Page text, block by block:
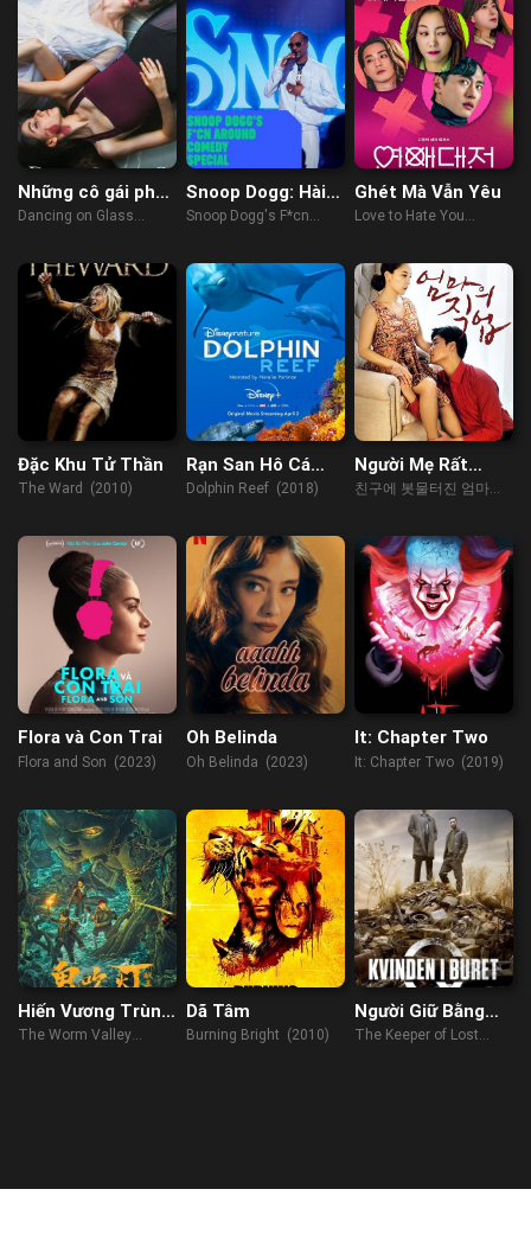
Những cô gái pha
lê
Dancing on Glass
Snoop Dogg: Hài
kịch đặc biệt
Snoop Dogg's F*cn
(2022)
Ghét Mà Vẫn Yêu
Love to Hate You
Đặc Khu Tử Thần
The Ward (2010)
Rạn San Hô Cá
Heo
Dolphin Reef (2018)
Người Mẹ Rất
Thích Nhiệt Tình
친구에 봇물터진 엄마
Flora và Con Trai
Flora and Son (2023)
Oh Belinda
Oh Belinda (2023)
It: Chapter Two
It: Chapter Two (2019)
Hiến Vương Trùng
Cốc
The Worm Valley
Dã Tâm
Burning Bright (2010)
Người Giữ Bằng
Chứng
The Keeper of Lost